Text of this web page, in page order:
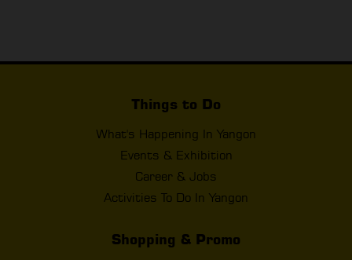
Things to Do
What's Happening In Yangon
Events & Exhibition
Career & Jobs
Activities To Do In Yangon
Shopping & Promo